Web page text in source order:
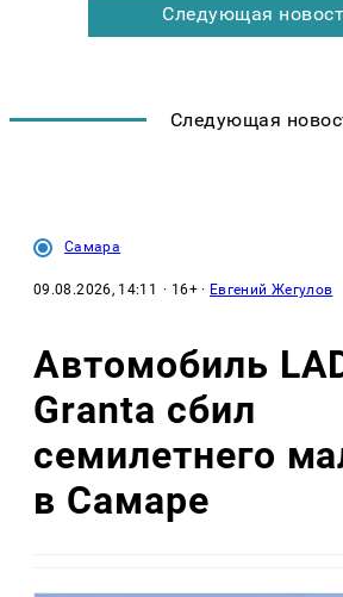
Следующая
Следующая
Самара
09.08.2026, 14:11 · 16+ · Евгений Жегулов
Автомобиль
Granta сбил
семилетнего
в Самаре